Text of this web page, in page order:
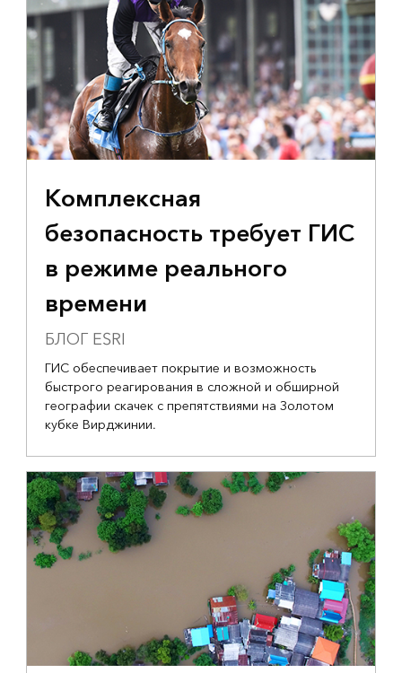
Комплексная
безопасность требует ГИС
в режиме реального
времени
БЛОГ ESRI
ГИС обеспечивает покрытие и возможность
быстрого реагирования в сложной и обширной
географии скачек с препятствиями на Золотом
кубке Вирджинии.